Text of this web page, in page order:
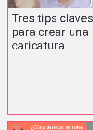
Tres tips claves
para crear una
caricatura